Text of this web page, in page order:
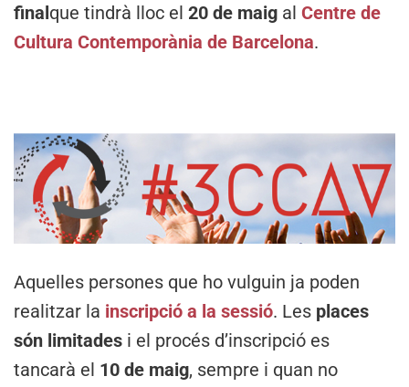
finalque tindrà lloc el 20 de maig al Centre de
Cultura Contemporània de Barcelona.
Aquelles persones que ho vulguin ja poden
realitzar la inscripció a la sessió. Les places
són limitades i el procés d’inscripció es
tancarà el 10 de maig, sempre i quan no